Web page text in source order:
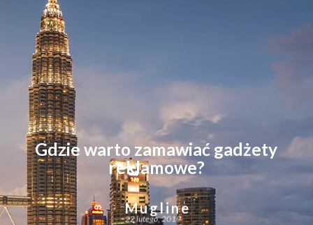
Gdzie warto zamawiać gadżety
reklamowe?
Mugline
22 lutego, 2019